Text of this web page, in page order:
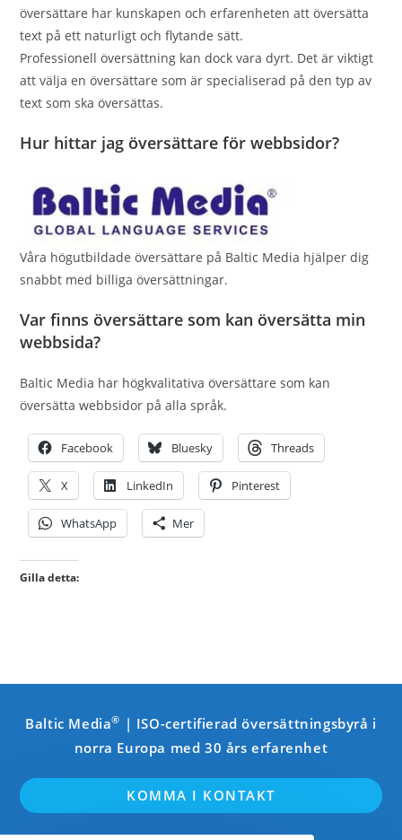
översättare har kunskapen och erfarenheten att översätta
text på ett naturligt och flytande sätt.
Professionell översättning kan dock vara dyrt. Det är viktigt
att välja en översättare som är specialiserad på den typ av
text som ska översättas.
Hur hittar jag översättare för webbsidor?
Våra högutbildade översättare på Baltic Media hjälper dig
snabbt med billiga översättningar.
Var finns översättare som kan översätta min
webbsida?
Baltic Media har högkvalitativa översättare som kan
översätta webbsidor på alla språk.
Facebook Bluesky Threads
X LinkedIn Pinterest
WhatsApp Mer
Gilla detta:
Baltic Media® | ISO-certifierad översättningsbyrå i
norra Europa med 30 års erfarenhet
KOMMA I KONTAKT